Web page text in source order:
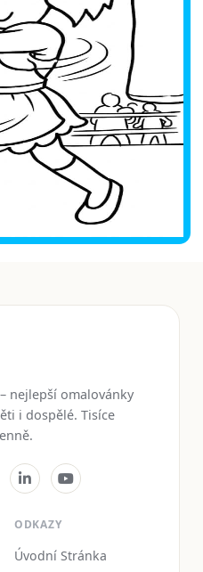
nejlepší omalovánky
i dospělé. Tisíce
ODKAZY
Úvodní Stránka